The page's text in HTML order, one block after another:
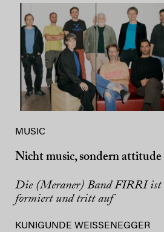
MUSIC
Nicht music, sondern attitude
Die (Meraner) Band FIRRI ist
formiert und tritt auf
KUNIGUNDE WEISSENEGGER